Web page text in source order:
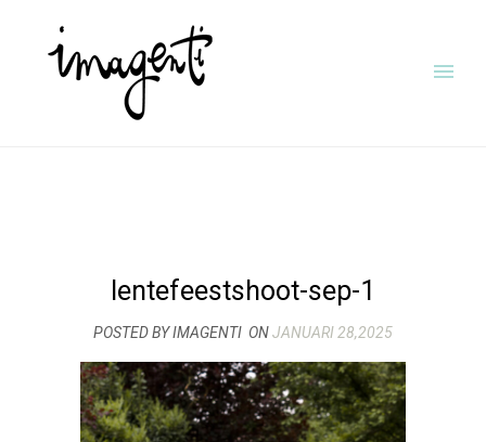
lentefeestshoot-sep-1
POSTED BY IMAGENTI ONJANUARI 28,2025